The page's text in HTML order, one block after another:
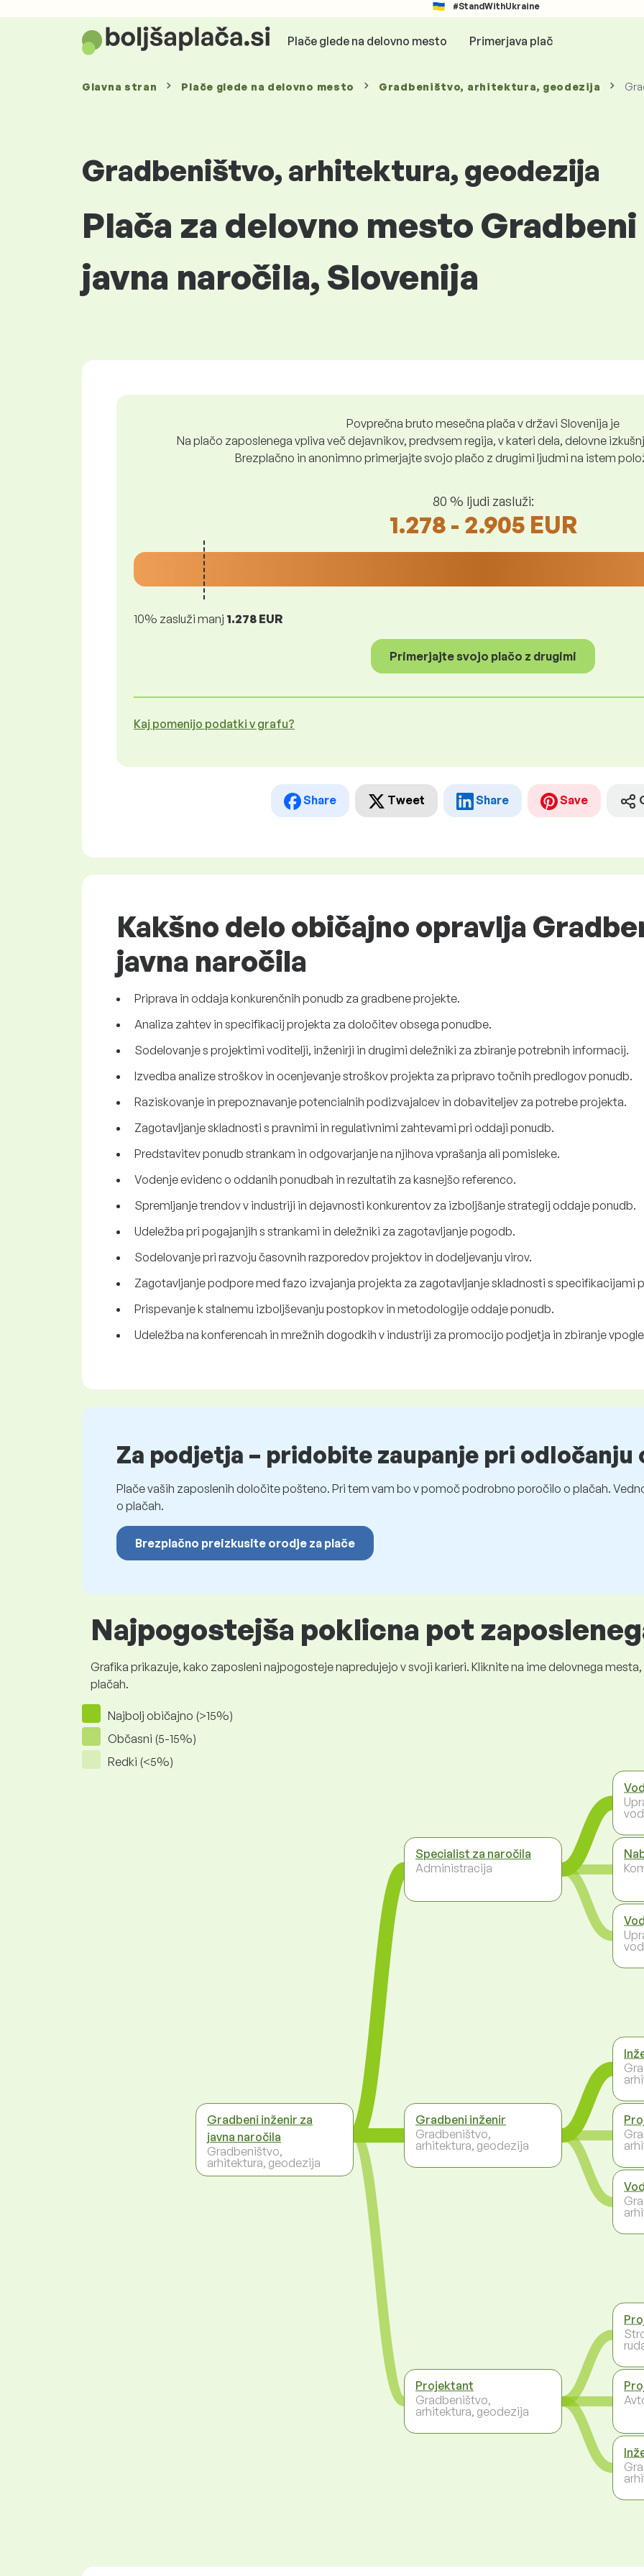
#StandWithUkraine
Plače glede na delovno mesto Primerjava plač
Glavna stran Plače glede na delovno mesto Gradbeništvo, arhitektura, geodezija
Gradbeništvo, arhitektura, geodezija
Plača za delovno mesto
javna naročila, Slovenija
Povprečna bruto mesečna plača v državi Slovenija je
Na plačo zaposlenega vpliva več dejavnikov, predvsem regija, v kateri dela, delovne
Brezplačno in anonimno primerjajte svojo plačo z drugimi ljudmi na istem
80 % ljudi zasluži:
1.278 - 2.905 EUR
10% zasluži manj 1.278 EUR
Primerjajte svojo plačo z drugimi
Kaj pomenijo podatki v grafu?
Share Tweet Share Save
Kakšno delo običajno opravlja
javna naročila
Priprava in oddaja konkurenčnih ponudb za gradbene projekte.
Analiza zahtev in specifikacij projekta za določitev obsega ponudbe.
Sodelovanje s projektimi voditelji, inženirji in drugimi deležniki za zbiranje potrebnih informacij.
Izvedba analize stroškov in ocenjevanje stroškov projekta za pripravo točnih predlogov ponudb.
Raziskovanje in prepoznavanje potencialnih podizvajalcev in dobaviteljev za potrebe projekta.
Zagotavljanje skladnosti s pravnimi in regulativnimi zahtevami pri oddaji ponudb.
Predstavitev ponudb strankam in odgovarjanje na njihova vprašanja ali pomisleke.
Vodenje evidenc o oddanih ponudbah in rezultatih za kasnejšo referenco.
Spremljanje trendov v industriji in dejavnosti konkurentov za izboljšanje strategij oddaje ponudb.
Udeležba pri pogajanjih s strankami in deležniki za zagotavljanje pogodb.
Sodelovanje pri razvoju časovnih razporedov projektov in dodeljevanju virov.
Zagotavljanje podpore med fazo izvajanja projekta za zagotavljanje skladnosti s specifikacijami
Prispevanje k stalnemu izboljševanju postopkov in metodologije oddaje ponudb.
Udeležba na konferencah in mrežnih dogodkih v industriji za promocijo podjetja in zbiranje
Za podjetja – pridobite zaupanje pri odločanju
Plače vaših zaposlenih določite pošteno. Pri tem vam bo v pomoč podrobno poročilo o plačah.
o plačah.
Brezplačno preizkusite orodje za plače
Najpogostejša poklicna pot
Grafika prikazuje, kako zaposleni najpogosteje napredujejo v svoji karieri. Kliknite na ime delovnega
plačah.
Najbolj običajno (>15%)
Občasni (5-15%)
Redki (<5%)
Gradbeni inženir za
javna naročila
Gradbeništvo,
arhitektura, geodezija
Specialist za naročila
Administracija
Gradbeni inženir
Gradbeništvo,
arhitektura, geodezija
Projektant
Gradbeništvo,
arhitektura, geodezija